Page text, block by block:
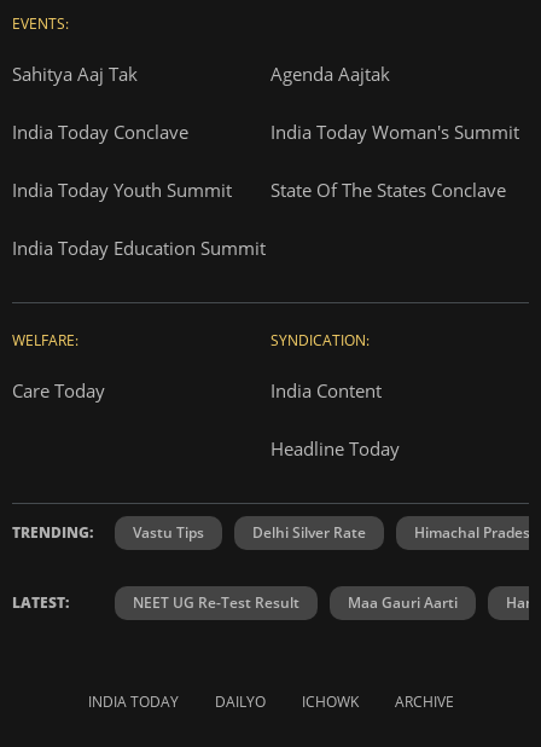
EVENTS:
Sahitya Aaj Tak Agenda Aajtak
India Today Conclave India Today Woman's Summit
India Today Youth Summit State Of The States Conclave
India Today Education Summit
WELFARE:
Care Today
SYNDICATION:
India Content
Headline Today
TRENDING: Vastu Tips Delhi Silver Rate Himachal
LATEST: NEET UG Re-Test Result Maa Gauri Aarti
INDIA TODAY DAILYO ICHOWK ARCHIVE